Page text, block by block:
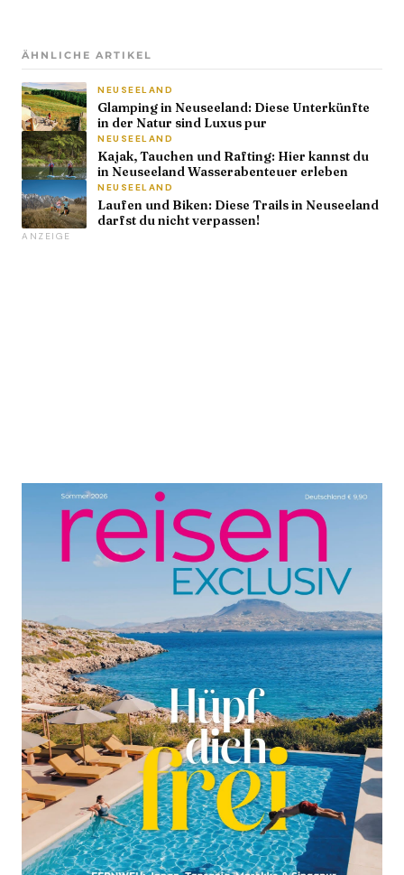
ÄHNLICHE ARTIKEL
NEUSEELAND
Glamping in Neuseeland: Diese Unterkünfte
in der Natur sind Luxus pur
NEUSEELAND
Kajak, Tauchen und Rafting: Hier kannst du
in Neuseeland Wasserabenteuer erleben
NEUSEELAND
Laufen und Biken: Diese Trails in Neuseeland
darfst du nicht verpassen!
ANZEIGE